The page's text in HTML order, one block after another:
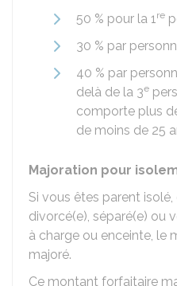
50 % pour la 1re
30 % par
40 % par
delà de la 3e
comporte plus
de moins de 25
Majoration pour
Si vous êtes parent
divorcé(e), séparé(e) ou
à charge ou enceinte, le
majoré.
Ce montant forfaitaire